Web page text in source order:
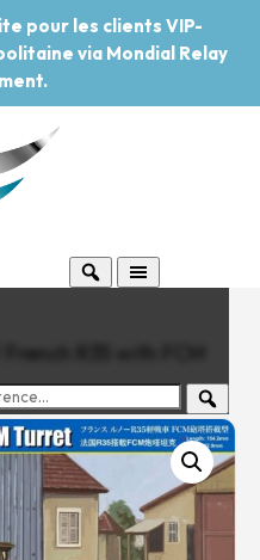
pour les clients VIP-
via Mondial Relay
/ French R35 with FCM